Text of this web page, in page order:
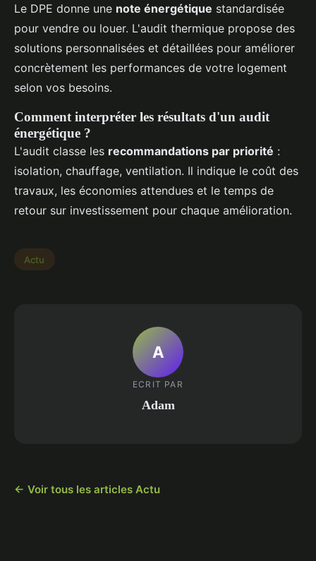
Le DPE donne une note énergétique standardisée
pour vendre ou louer. L'audit thermique propose des
solutions personnalisées et détaillées pour améliorer
concrètement les performances de votre logement
selon vos besoins.
Comment interpréter les résultats d'un audit
énergétique ?
L'audit classe les recommandations par priorité :
isolation, chauffage, ventilation. Il indique le coût des
travaux, les économies attendues et le temps de
retour sur investissement pour chaque amélioration.
Actu
A
ECRIT PAR
Adam
← Voir tous les articles Actu